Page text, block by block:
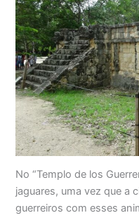
No “Templo de los
jaguares, uma vez que a
guerreiros com esses